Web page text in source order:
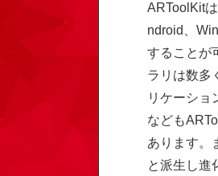
ARToolKit
ndroid、
することが
ラリは数多
リケーショ
なども
あります。
と派生し進